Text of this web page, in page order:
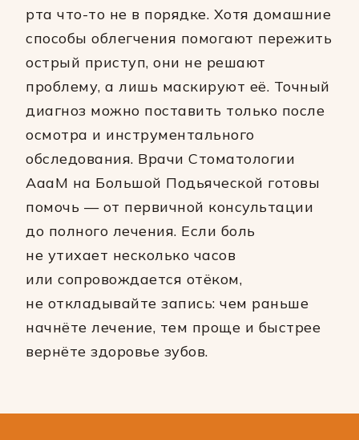
рта что-то не в порядке. Хотя домашние
способы облегчения помогают пережить
острый приступ, они не решают
проблему, а лишь маскируют её. Точный
диагноз можно поставить только после
осмотра и инструментального
обследования. Врачи Стоматологии
АааМ на Большой Подьяческой готовы
помочь — от первичной консультации
до полного лечения. Если боль
не утихает несколько часов
или сопровождается отёком,
не откладывайте запись: чем раньше
начнёте лечение, тем проще и быстрее
вернёте здоровье зубов.